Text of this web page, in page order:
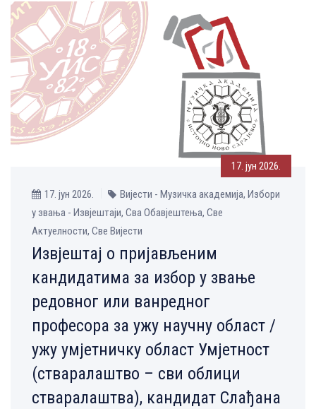
17. јун 2026.
17. јун 2026.
Вијести - Музичка aкадемија, Избори
у звања - Извјештаји, Сва Обавјештења, Све
Aктуелности, Све Вијести
Извјештај о пријављеним
кандидатима за избор у звање
редовног или ванредног
професора за ужу научну област /
ужу умјетничку област Умјетност
(стваралаштво – сви облици
стваралаштва), кандидат Слађана